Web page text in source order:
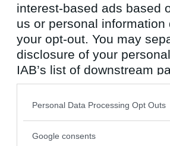
interest-based ads based
us or personal
your opt-out. You may
disclosure of your
IAB’s list of downstream
also be disclosed by us
Downstream Participants
Please note that this
Personal Data Processing Opt Outs
Google consents
Antal inlägg:
4185
jag bakade kakor nyss.
Fruktskrutt
Antal inlägg:
Falskt
solen skiner just nu